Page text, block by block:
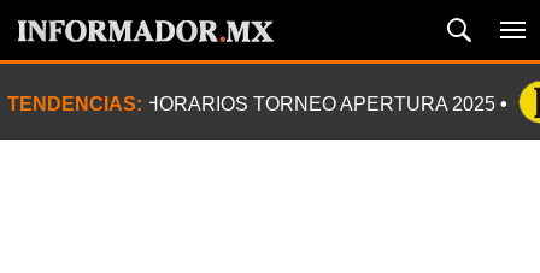
TENDENCIAS: HORARIOS TORNEO APERTURA 2025